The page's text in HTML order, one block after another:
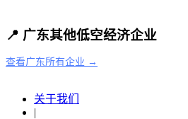
📍 广东其他低空经济企业
查看广东所有企业 →
关于我们
|